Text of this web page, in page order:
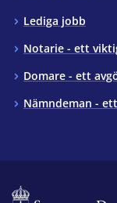
Lediga jobb
Notarie - ett
Domare - ett
Nämndeman -